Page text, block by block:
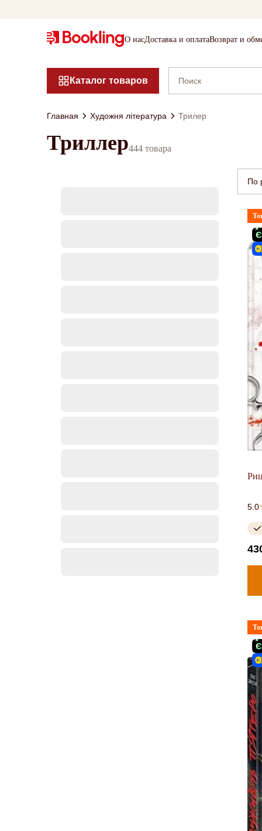
О насДоставка и оплатаВозврат и
Каталог товаров
Главная Художня література Трилер
Триллер444 товара
По
5.0